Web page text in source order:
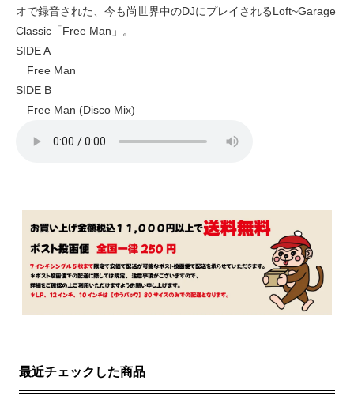
オで録音された、今も尚世界中のDJにプレイされるLoft~Garage
Classic「Free Man」。
SIDE A
Free Man
SIDE B
Free Man (Disco Mix)
最近チェックした商品